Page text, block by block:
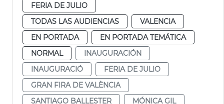
FERIA DE JULIO
TODAS LAS AUDIENCIAS
VALENCIA
EN PORTADA
EN PORTADA TEMÁTICA
NORMAL
INAUGURACIÓN
INAUGURACIÓ
FERIA DE JULIO
GRAN FIRA DE VALÈNCIA
SANTIAGO BALLESTER
MÓNICA GIL